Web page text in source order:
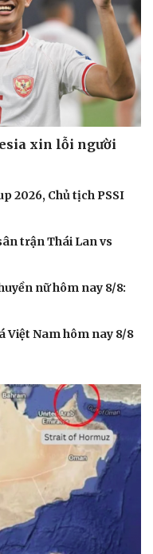
truyện đêm khuya
giống tâm hồn
xin lỗi người
2026, Chủ tịch PSSI
trận Thái Lan vs
nữ hôm nay 8/8:
Việt Nam hôm nay 8/8